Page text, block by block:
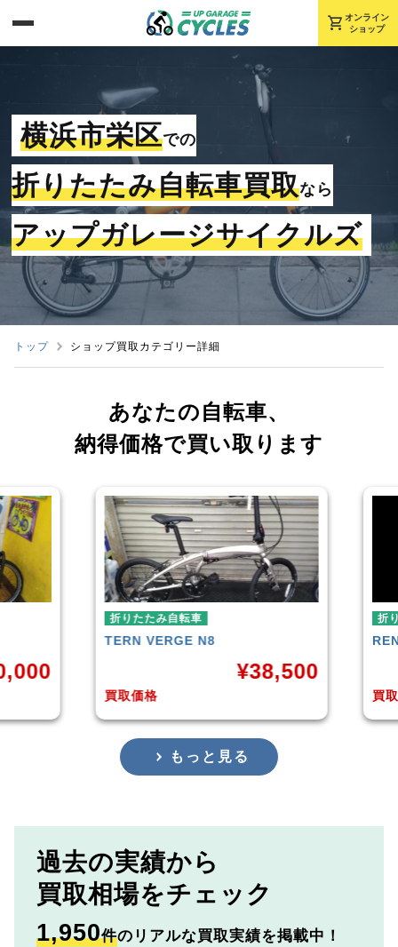
shopping_cart オンライン
ショップ
横浜市栄区での
折りたたみ自転車買取なら
アップガレージサイクルズ
トップ ショップ買取カテゴリー詳細
あなたの自転車、
納得価格で買い取ります
折りたたみ自転車
RENAULTLIGHT-8 AL-FDB140
買取価格
¥16,799
もっと見る
過去の実績から
買取相場をチェック
1,950件のリアルな買取実績を掲載中！